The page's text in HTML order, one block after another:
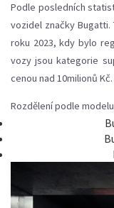
Podle posledních
vozidel značky
roku 2023, kdy bylo
vozy jsoukategorie
cenou nad 10milionů Kč.
Rozdělení podle